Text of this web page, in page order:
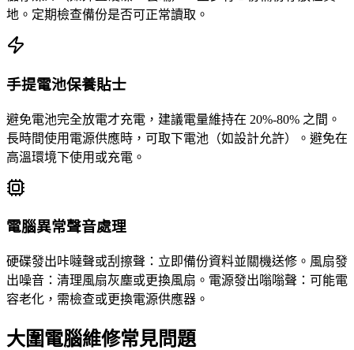
地。定期檢查備份是否可正常讀取。
手提電池保養貼士
避免電池完全放電才充電，建議電量維持在 20%-80% 之間。
長時間使用電源供應時，可取下電池（如設計允許）。避免在
高溫環境下使用或充電。
電腦異常聲音處理
硬碟發出咔噠聲或刮擦聲：立即備份資料並關機送修。風扇發
出噪音：清理風扇灰塵或更換風扇。電源發出嗡嗡聲：可能電
容老化，需檢查或更換電源供應器。
大圍電腦維修常見問題